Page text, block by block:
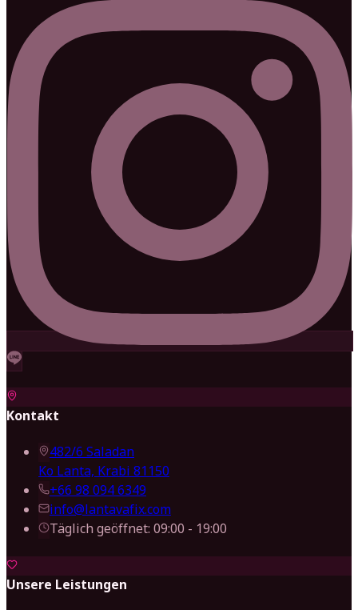
Kontakt
482/6 Saladan
Ko Lanta, Krabi 81150
+66 98 094 6349
info@lantavafix.com
Täglich geöffnet: 09:00 - 19:00
Unsere Leistungen